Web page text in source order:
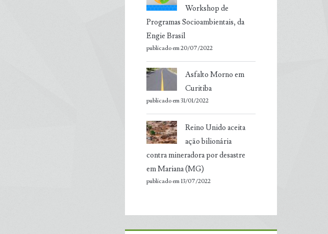
Workshop de
Programas Socioambientais, da
Engie Brasil
publicado em 20/07/2022
Asfalto Morno em
Curitiba
publicado em 31/01/2022
Reino Unido aceita
ação bilionária
contra mineradora por desastre
em Mariana (MG)
publicado em 13/07/2022